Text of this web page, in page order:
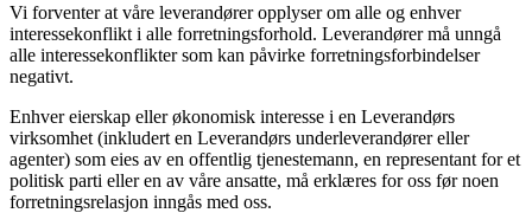
Vi forventer at våre leverandører opplyser om alle og enhver
interessekonflikt i alle forretningsforhold. Leverandører må unngå
alle interessekonflikter som kan påvirke forretningsforbindelser
negativt.
Enhver eierskap eller økonomisk interesse i en Leverandørs
virksomhet (inkludert en Leverandørs underleverandører eller
agenter) som eies av en offentlig tjenestemann, en representant for et
politisk parti eller en av våre ansatte, må erklæres for oss før noen
forretningsrelasjon inngås med oss.